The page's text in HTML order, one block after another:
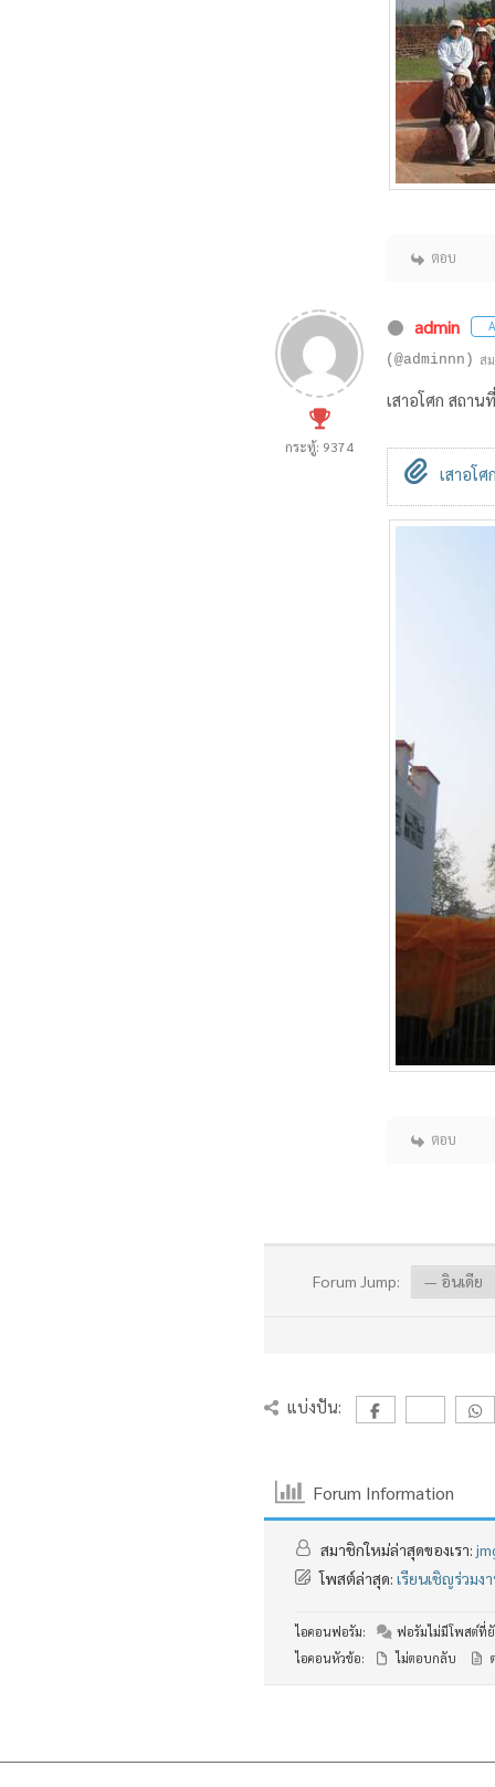
ตอบ
กระทู้: 9374
admin
(@adminnn) ส
เสาอโศก สถาน
เสาอโ
ตอบ
Forum Jump:
แบ่งปัน:
Forum Information
สมาชิกใหม่ล่าสุดของเรา:
โพสต์ล่าสุด: เรียนเชิญร่วม
ไอคอนฟอรัม:
ฟอรัมไม่มีโพสต์ที่ยั
ไอคอนหัวข้อ:
ไม่ตอบกลับ